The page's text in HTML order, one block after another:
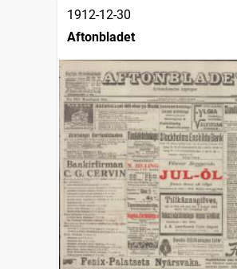
1912-12-30
Aftonbladet